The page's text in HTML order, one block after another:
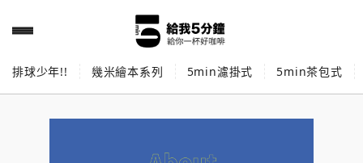
排球少年!! 幾米繪本系列 5min濾掛式 5min茶包式